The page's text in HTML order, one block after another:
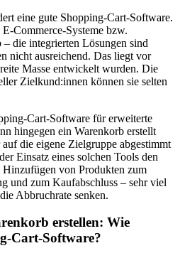
eine gute Shopping-Cart-Software.
Commerce-Systeme bzw.
die integrierten Lösungen sind
nicht ausreichend. Das liegt vor
Masse entwickelt wurden. Die
Zielkund:innen können sie selten
Cart-Software für erweiterte
hingegen ein Warenkorb erstellt
die eigene Zielgruppe abgestimmt
Einsatz eines solchen Tools den
Hinzufügen von Produkten zum
und zum Kaufabschluss – sehr viel
Abbruchrate senken.
erstellen: Wie
Cart-Software?